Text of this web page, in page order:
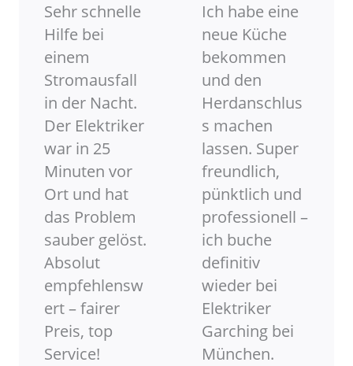
Sehr schnelle
Hilfe bei
einem
Stromausfall
in der Nacht.
Der Elektriker
war in 25
Minuten vor
Ort und hat
das Problem
sauber gelöst.
Absolut
empfehlensw
ert – fairer
Preis, top
Service!
Ich habe eine
neue Küche
bekommen
und den
Herdanschlus
s machen
lassen. Super
freundlich,
pünktlich und
professionell –
ich buche
definitiv
wieder bei
Elektriker
Garching bei
München.